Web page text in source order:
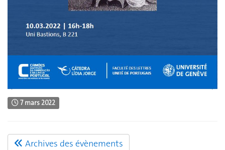
7 mars 2022
Archives des évènements